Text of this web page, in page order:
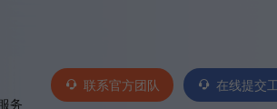
务
联系官方团队 在线提交